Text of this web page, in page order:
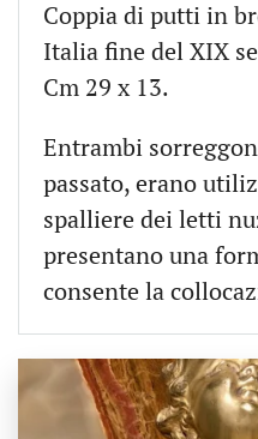
Coppia di putti in
Italia fine del XIX
Cm 29 x 13.
Entrambi
passato, erano
spalliere dei letti
presentano una
consente la